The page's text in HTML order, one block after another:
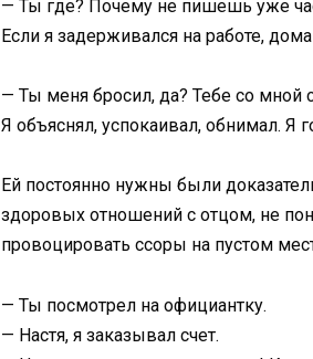
— Ты где? Почему не пишешь уже
Если я задерживался на работе,
— Ты меня бросил, да? Тебе со мной
Я объяснял, успокаивал, обнимал. Я
Ей постоянно нужны были
здоровых отношений с отцом, не
провоцировать ссоры на пустом
— Ты посмотрел на официантку.
— Настя, я заказывал счет.